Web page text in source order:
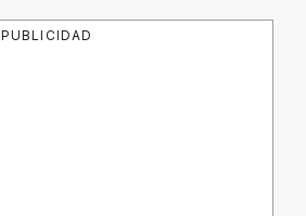
PUBLICIDAD